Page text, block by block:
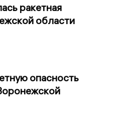
ракетная
области
опасность